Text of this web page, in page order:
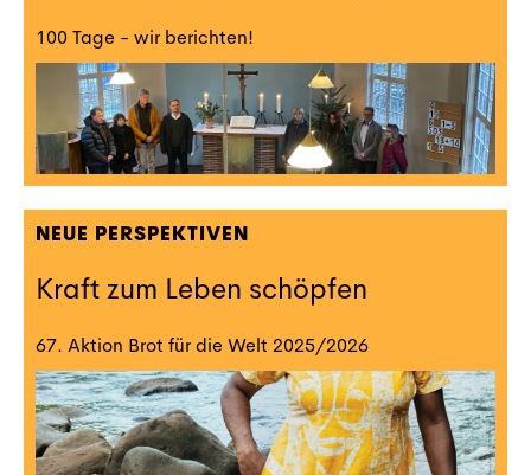
100 Tage - wir berichten!
NEUE PERSPEKTIVEN
Kraft zum Leben schöpfen
67. Aktion Brot für die Welt 2025/2026